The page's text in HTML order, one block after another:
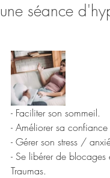
une séance
- Faciliter son sommeil.
- Améliorer sa
- Gérer son stress /
- Se libérer de
Traumas.